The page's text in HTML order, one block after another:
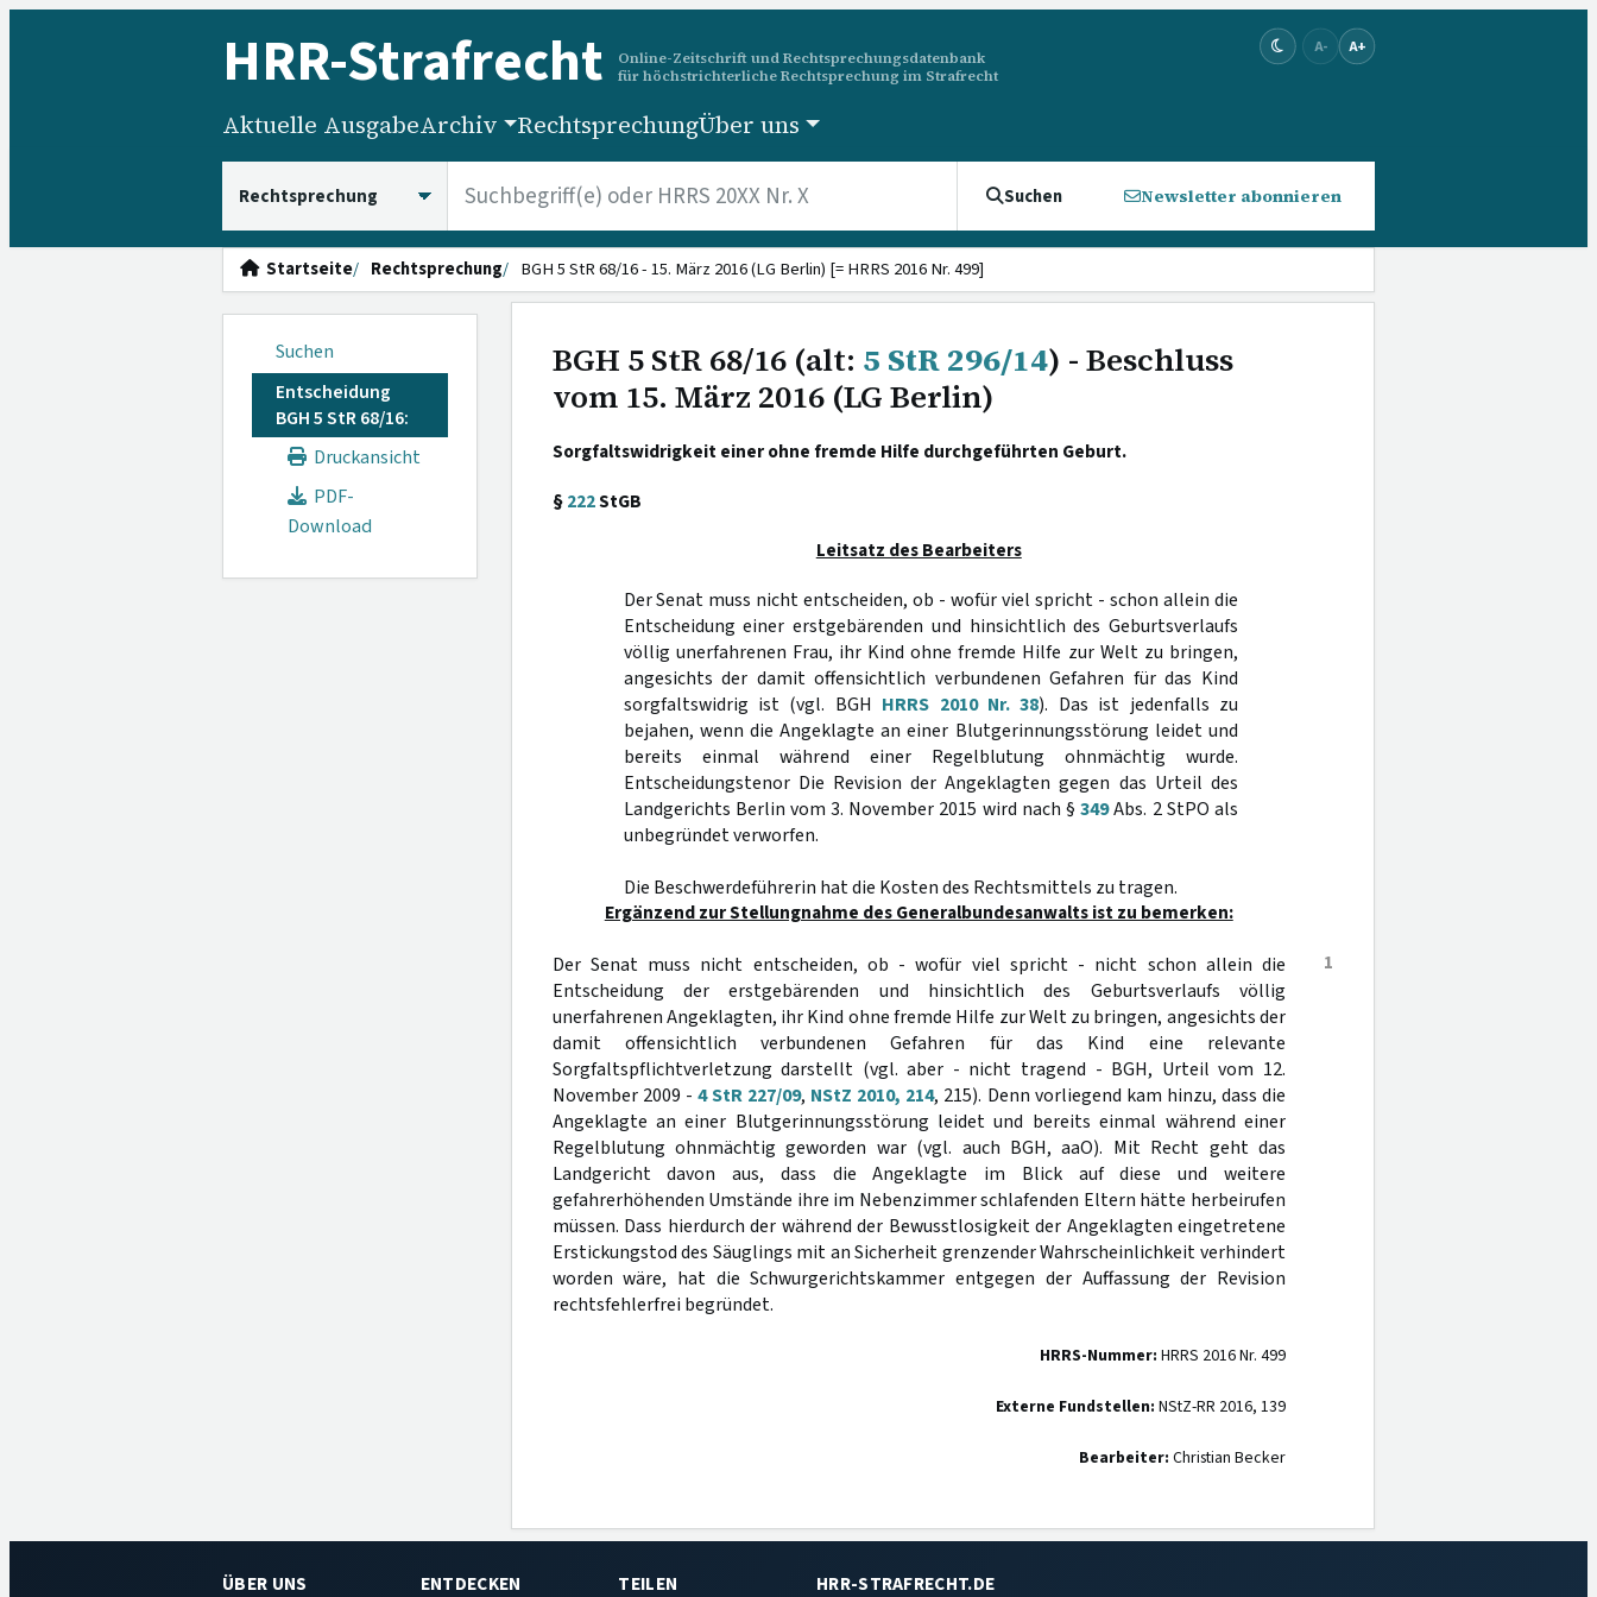
HRR-Strafrecht
Online-Zeitschrift und Rechtsprechungsdatenbank
für höchstrichterliche Rechtsprechung im Strafrecht
A- A+
Aktuelle AusgabeArchiv RechtsprechungÜber uns
Suchen Newsletter abonnieren
Startseite Rechtsprechung BGH 5 StR 68/16 - 15. März 2016 (LG Berlin) [= HRRS 2016 Nr. 499]
Suchen
Entscheidung
BGH 5 StR 68/16:
Druckansicht
PDF-
Download
BGH 5 StR 68/16 (alt: 5 StR 296/14) - Beschluss
vom 15. März 2016 (LG Berlin)
Sorgfaltswidrigkeit einer ohne fremde Hilfe durchgeführten Geburt.
§222StGB
Leitsatz des Bearbeiters
Der Senat muss nicht entscheiden, ob - wofür viel spricht - schon allein die
Entscheidung einer erstgebärenden und hinsichtlich des Geburtsverlaufs
völlig unerfahrenen Frau, ihr Kind ohne fremde Hilfe zur Welt zu bringen,
angesichts der damit offensichtlich verbundenen Gefahren für das Kind
sorgfaltswidrig ist (vgl. BGH HRRS 2010 Nr. 38). Das ist jedenfalls zu
bejahen, wenn die Angeklagte an einer Blutgerinnungsstörung leidet und
bereits einmal während einer Regelblutung ohnmächtig wurde.
Entscheidungstenor Die Revision der Angeklagten gegen das Urteil des
Landgerichts Berlin vom 3. November 2015 wird nach §349Abs. 2 StPO als
unbegründet verworfen.
Die Beschwerdeführerin hat die Kosten des Rechtsmittels zu tragen.
Ergänzend zur Stellungnahme des Generalbundesanwalts ist zu bemerken:
1
Der Senat muss nicht entscheiden, ob - wofür viel spricht - nicht schon allein die
Entscheidung der erstgebärenden und hinsichtlich des Geburtsverlaufs völlig
unerfahrenen Angeklagten, ihr Kind ohne fremde Hilfe zur Welt zu bringen, angesichts der
damit offensichtlich verbundenen Gefahren für das Kind eine relevante
Sorgfaltspflichtverletzung darstellt (vgl. aber - nicht tragend - BGH, Urteil vom 12.
November 2009 - 4 StR 227/09, NStZ 2010, 214, 215). Denn vorliegend kam hinzu, dass die
Angeklagte an einer Blutgerinnungsstörung leidet und bereits einmal während einer
Regelblutung ohnmächtig geworden war (vgl. auch BGH, aaO). Mit Recht geht das
Landgericht davon aus, dass die Angeklagte im Blick auf diese und weitere
gefahrerhöhenden Umstände ihre im Nebenzimmer schlafenden Eltern hätte herbeirufen
müssen. Dass hierdurch der während der Bewusstlosigkeit der Angeklagten eingetretene
Erstickungstod des Säuglings mit an Sicherheit grenzender Wahrscheinlichkeit verhindert
worden wäre, hat die Schwurgerichtskammer entgegen der Auffassung der Revision
rechtsfehlerfrei begründet.
HRRS-Nummer: HRRS 2016 Nr. 499
Externe Fundstellen: NStZ-RR 2016, 139
Bearbeiter: Christian Becker
ÜBER UNS ENTDECKEN TEILEN HRR-STRAFRECHT.DE